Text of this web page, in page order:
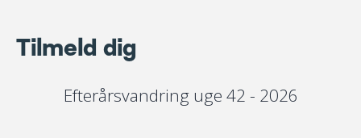
Tilmeld dig